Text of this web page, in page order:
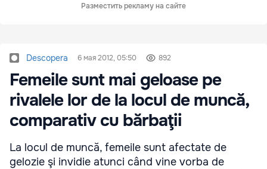
Разместить рекламу на сайте
Descopera 6 мая 2012, 05:50 892
Femeile sunt mai geloase pe
rivalele lor de la locul de muncă,
comparativ cu bărbaţii
La locul de muncă, femeile sunt afectate de
gelozie şi invidie atunci când vine vorba de